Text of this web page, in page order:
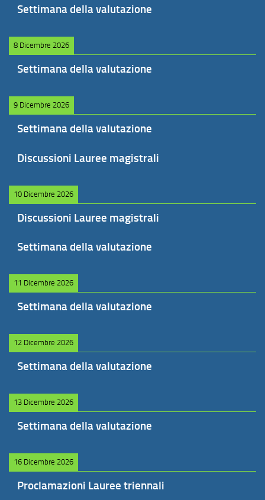
Settimana della valutazione
8 Dicembre 2026
Settimana della valutazione
9 Dicembre 2026
Settimana della valutazione
Discussioni Lauree magistrali
10 Dicembre 2026
Discussioni Lauree magistrali
Settimana della valutazione
11 Dicembre 2026
Settimana della valutazione
12 Dicembre 2026
Settimana della valutazione
13 Dicembre 2026
Settimana della valutazione
16 Dicembre 2026
Proclamazioni Lauree triennali